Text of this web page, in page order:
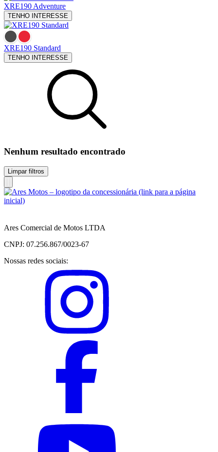
XRE190 Adventure
TENHO INTERESSE
XRE190 Standard
TENHO INTERESSE
Nenhum resultado encontrado
Limpar filtros
Ares Comercial de Motos LTDA
CNPJ: 07.256.867/0023-67
Nossas redes sociais: